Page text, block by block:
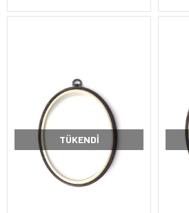
TÜKENDI